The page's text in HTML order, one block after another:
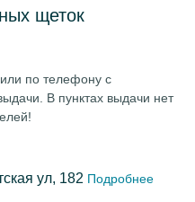
щеток
по телефону с
В пунктах выдачи нет
ул, 182 Подробнее